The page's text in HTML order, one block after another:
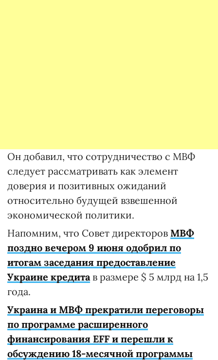
Он добавил, что сотрудничество с МВФ
следует рассматривать как элемент
доверия и позитивных ожиданий
относительно будущей взвешенной
экономической политики.
Напомним, что Совет директоров МВФ
поздно вечером 9 июня одобрил по
итогам заседания предоставление
Украине кредитав размере $ 5 млрд на 1,5
года.
Украина и МВФ прекратили переговоры
по программе расширенного
финансирования EFF и перешли к
обсуждению 18-месячной программы